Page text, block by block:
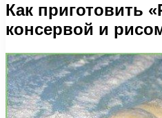
Как приготовить
консервой и